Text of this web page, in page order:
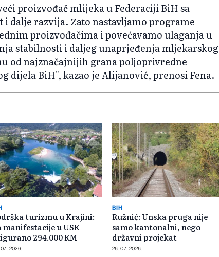
proizvođač mlijeka u Federaciji BiH sa
i dalje razvija. Zato nastavljamo programe
proizvođačima i povećavamo ulaganja u
stabilnosti i daljeg unaprjeđenja mljekarskog
od najznačajnijih grana poljoprivredne
dijela BiH", kazao je Alijanović, prenosi Fena.
turizmu u Krajini:
manifestacije u USK
294.000 KM
2026.
BIH
Ružnić: Unska pruga nije
samo kantonalni, nego
državni projekat
26. 07. 2026.